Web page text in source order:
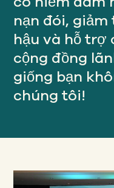
Của chúng tôi
SỰ VA CHẠM
Về
GFN
NHIỆM VỤ CỦA
nạn đói,
hậu và hỗ trợ
cộng đồng
giống bạn
chúng tôi!